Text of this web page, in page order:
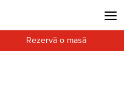
Rezervă o masă